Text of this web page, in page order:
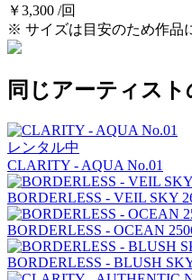
￥3,300 /回
※ サイズは目安のため作品
同じアーティスト
レンタル中
CLARITY - AQUA No.01
BORDERLESS - VEIL SKY
BORDERLESS - OCEAN
BORDERLESS - BLUSH